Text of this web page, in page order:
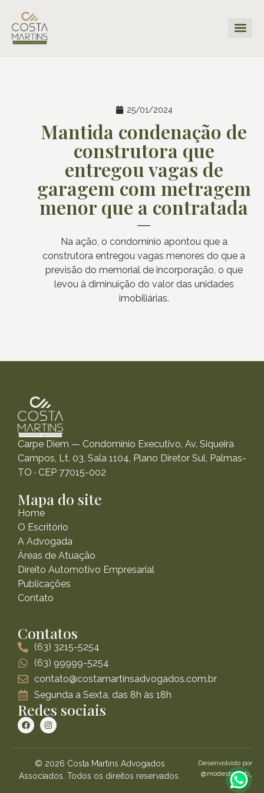
25/01/2024
Mantida condenação de
construtora que
entregou vagas de
garagem com metragem
menor que a contratada
Na ação, o condomínio apontou que a
construtora entregou vagas menores do que a
previsão do memorial de incorporação, o que
levou à diminuição do valor das unidades
imobiliárias.
Carpe Diem — Condomínio Executivo, Av. Siqueira
Campos, Lt. 03, Sala 1104, Plano Diretor Sul, Palmas-
TO · CEP 77015-002
Mapa do site
Home
O Escritório
A Advogada
Áreas de Atuação
Direito Automotivo Empresarial
Publicações
Contato
Contatos
(63) 3215-5254
(63) 99999-5254
contato@costamartinsadvogados.com.br
Segunda a Sexta, das 8h às 18h
Redes sociais
© 2026 Costa Martins Advogados
Associados. Todos os direitos reservados.
Desenvolvido por
@modestoweb_